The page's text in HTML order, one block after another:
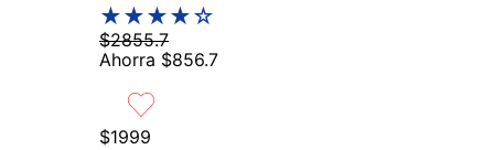
★★★★☆
$2855.7
Ahorra $856.7
$1999